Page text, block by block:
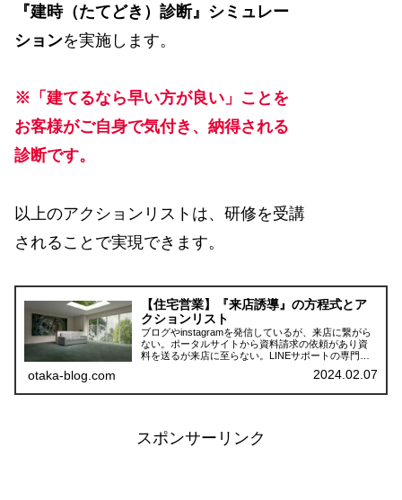
『建時（たてどき）診断』シミュレー
ションを実施します。
※「建てるなら早い方が良い」ことを
お客様がご自身で気付き、納得される
診断です。
以上のアクションリストは、研修を受講
されることで実現できます。
【住宅営業】『来店誘導』の方程式とア
クションリスト
ブログやinstagramを発信しているが、来店に繋がら
ない。ポータルサイトから資料請求の依頼があり資
料を送るが来店に至らない。LINEサポートの専門業
率がよくない。.以上は、工務店経営者が抱える課題
otaka-blog.com 2024.02.07
スポンサーリンク